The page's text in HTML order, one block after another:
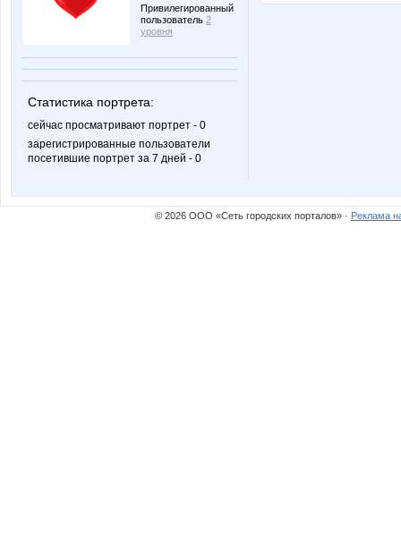
Привилегированный
пользователь 2
уровня
Статистика портрета:
сейчас просматривают портрет - 0
зарегистрированные пользователи
посетившие портрет за 7 дней - 0
© 2026 ООО «Сеть городских порталов» · Реклама